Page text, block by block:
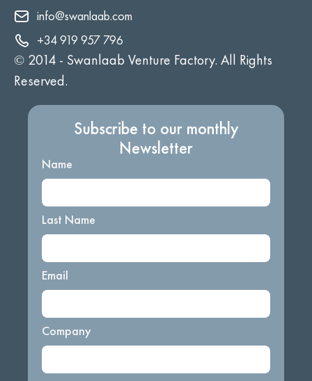
info@swanlaab.com
+34 919 957 796
© 2014 - Swanlaab Venture Factory. All Rights
Reserved.
Subscribe to our monthly
Newsletter
Name
Last Name
Email
Company